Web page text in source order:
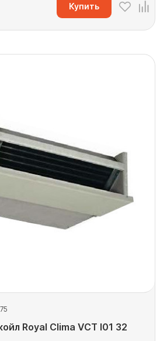
Купить
Royal Clima VCT I01 32